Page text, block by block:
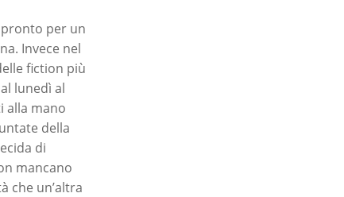
pronto per un
Invece nel
fiction più
lunedì al
alla mano
della
di
mancano
che un’altra